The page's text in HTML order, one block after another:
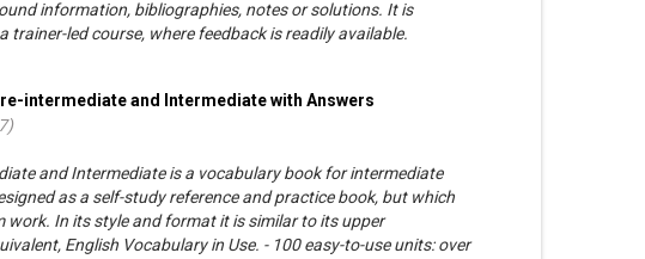
information, bibliographies, notes or solutions. It is
trainer-led course, where feedback is readily available.
intermediate and Intermediate with Answers
)
and Intermediate is a vocabulary book for intermediate
as a self-study reference and practice book, but which
work. In its style and format it is similar to its upper
English Vocabulary in Use. - 100 easy-to-use units: over